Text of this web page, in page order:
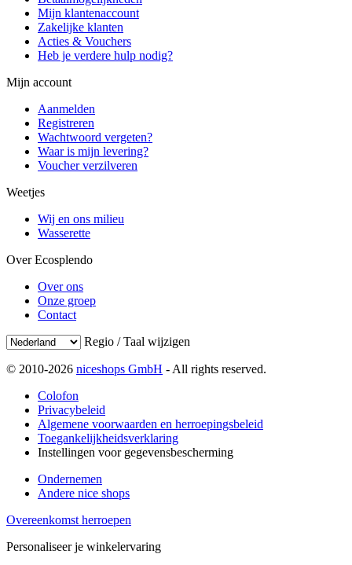
Mijn klantenaccount
Zakelijke klanten
Acties & Vouchers
Heb je verdere hulp nodig?
Mijn account
Aanmelden
Registreren
Wachtwoord vergeten?
Waar is mijn levering?
Voucher verzilveren
Weetjes
Wij en ons milieu
Wasserette
Over Ecosplendo
Over ons
Onze groep
Contact
Regio / Taal wijzigen
© 2010-2026 niceshops GmbH - All rights reserved.
Colofon
Privacybeleid
Algemene voorwaarden en herroepingsbeleid
Toegankelijkheidsverklaring
Instellingen voor gegevensbescherming
Ondernemen
Andere nice shops
Overeenkomst herroepen
Personaliseer je winkelervaring